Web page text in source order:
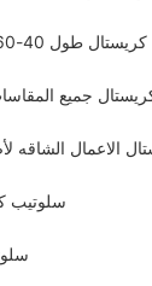
40-60-100-150-200-300 يارده
جميع
الاعمال الشاقه
سلوتيب